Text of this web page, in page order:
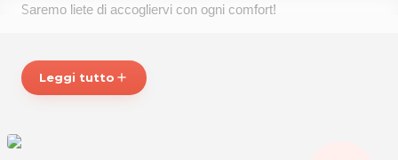
Saremo liete di accogliervi con ogni comfort!
Orari:
Lunedì: 15.00 – 19.00
martedì al venerdì: 9.00 – 19.00
Leggi tutto add